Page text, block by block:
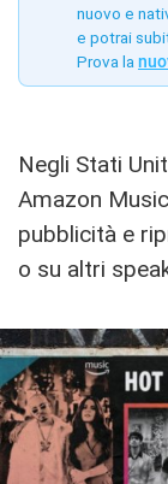
nuovo e
e potrai
Prova la
Negli Stati
Amazon
pubblicità e
o su altri